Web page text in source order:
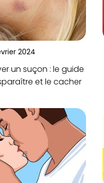
2024
un suçon : le guide
et le cacher